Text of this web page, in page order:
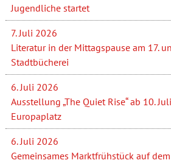
Jugendliche startet
7. Juli 2026
Literatur in der Mittagspause am 17.
Stadtbücherei
6. Juli 2026
Ausstellung „The Quiet Rise“ ab 10.
Europaplatz
6. Juli 2026
Gemeinsames Marktfrühstück auf